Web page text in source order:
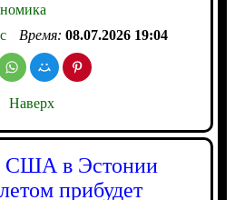
Время: 08.07.2026 19:04
Наверх
США в Эстонии
прибудет